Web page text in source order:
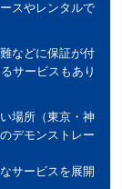
スやレンタルで
などに保証が付
サービスもあり
場所（東京・神
デモンストレー
サービスを展開